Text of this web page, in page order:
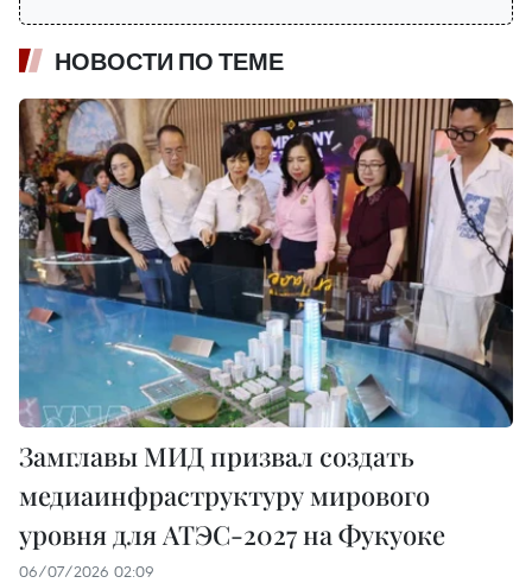
НОВОСТИ ПО ТЕМЕ
Замглавы МИД призвал создать
медиаинфраструктуру мирового
уровня для АТЭС-2027 на Фукуоке
06/07/2026 02:09